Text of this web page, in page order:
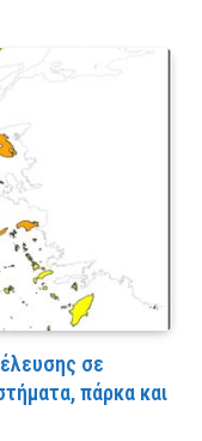
σε
πάρκα και